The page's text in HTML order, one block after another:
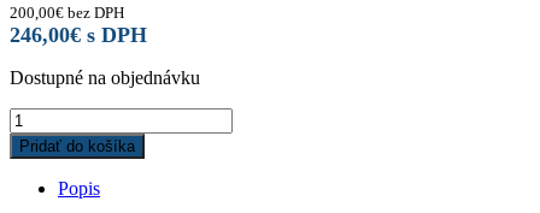
200,00€ bez DPH
246,00€ s DPH
Dostupné na objednávku
Loctite
2701
/
250ml
Pridať do košíka
Popis